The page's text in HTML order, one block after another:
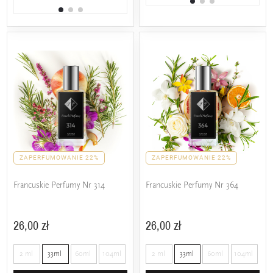
25% wspólnych nut zapachowych
ZAPERFUMOWANIE 22%
Francuskie Perfumy Nr 314
26,00 zł
2 ml 33ml 60ml 104ml
ZAPERFUMOWANIE 22%
Francuskie Perfumy Nr 364
26,00 zł
2 ml 33ml 60ml 104ml